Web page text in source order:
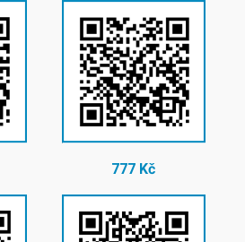
777 Kč